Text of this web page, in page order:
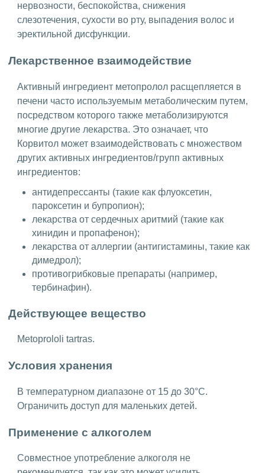
нервозности, беспокойства, снижения
слезотечения, сухости во рту, выпадения волос и
эректильной дисфункции.
Лекарственное взаимодействие
Активный ингредиент метопролол расщепляется в
печени часто используемым метаболическим путем,
посредством которого также метаболизируются
многие другие лекарства. Это означает, что
Корвитол может взаимодействовать с множеством
других активных ингредиентов/групп активных
ингредиентов:
антидепрессанты (такие как флуоксетин,
пароксетин и бупропион);
лекарства от сердечных аритмий (такие как
хинидин и пропафенон);
лекарства от аллергии (антигистамины, такие как
димедрол);
противогрибковые препараты (например,
тербинафин).
Действующее вещество
Metoprololi tartras.
Условия хранения
В температурном диапазоне от 15 до 30°C.
Ограничить доступ для маленьких детей.
Применение с алкоголем
Совместное употребление алкоголя не